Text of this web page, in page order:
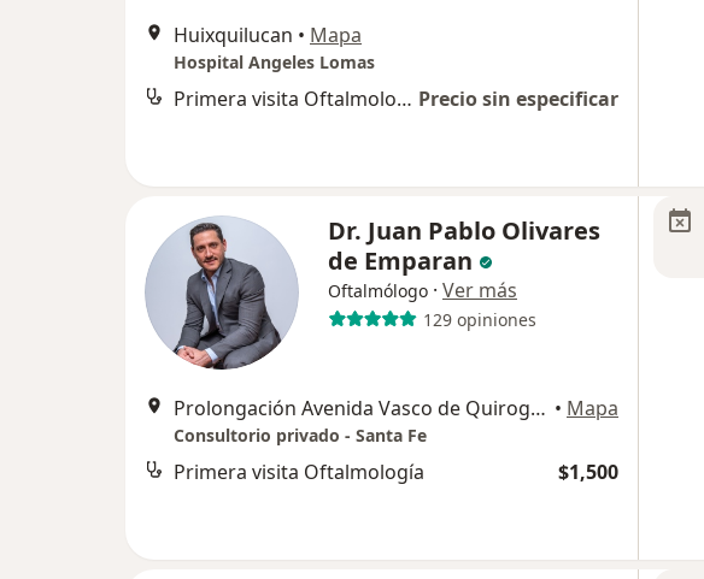
Huixquilucan • Mapa
Hospital Angeles Lomas
Primera visita Oftalmología Precio sin especificar
Dr. Juan Pablo Olivares
de Emparan
Oftalmólogo · Ver más
129 opiniones
Prolongación Avenida Vasco de Quiroga 4299 (Torre Infinito, consultorio 1503), Cuajimalpa de Morelos • Mapa
Consultorio privado - Santa Fe
Primera visita Oftalmología $1,500